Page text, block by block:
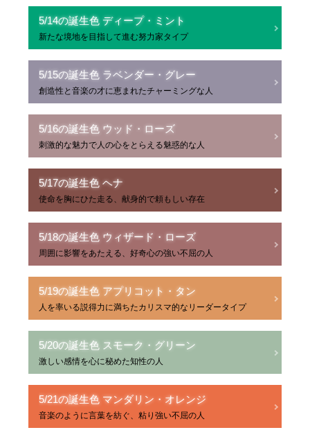
5/14の誕生色 ディープ・ミント
新たな境地を目指して進む努力家タイプ
5/15の誕生色 ラベンダー・グレー
創造性と音楽の才に恵まれたチャーミングな人
5/16の誕生色 ウッド・ローズ
刺激的な魅力で人の心をとらえる魅惑的な人
5/17の誕生色 ヘナ
使命を胸にひた走る、献身的で頼もしい存在
5/18の誕生色 ウィザード・ローズ
周囲に影響をあたえる、好奇心の強い不屈の人
5/19の誕生色 アプリコット・タン
人を率いる説得力に満ちたカリスマ的なリーダータイプ
5/20の誕生色 スモーク・グリーン
激しい感情を心に秘めた知性の人
5/21の誕生色 マンダリン・オレンジ
音楽のように言葉を紡ぐ、粘り強い不屈の人